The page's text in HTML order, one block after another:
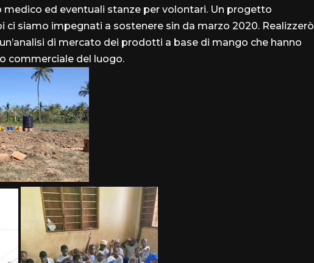
medico ed eventuali stanze per volontari. Un progetto
siamo impegnati a sostenere sin da marzo 2020. Realizzerò
di mercato dei prodotti a base di mango che hanno
commerciale del luogo.